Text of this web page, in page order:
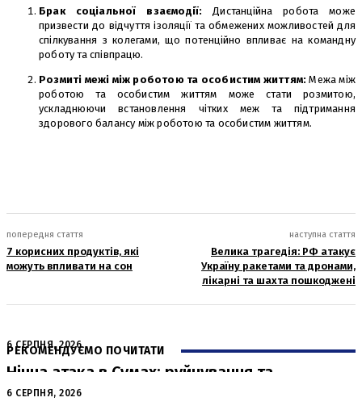
Брак соціальної взаємодії: Дистанційна робота може
призвести до відчуття ізоляції та обмежених можливостей для
спілкування з колегами, що потенційно впливає на командну
роботу та співпрацю.
Розмиті межі між роботою та особистим життям: Межа між
роботою та особистим життям може стати розмитою,
ускладнюючи встановлення чітких меж та підтримання
здорового балансу між роботою та особистим життям.
попередня стаття
7 корисних продуктів, які
можуть впливати на сон
наступна стаття
Велика трагедія: РФ атакує
Україну ракетами та дронами,
лікарні та шахта пошкоджені
РЕКОМЕНДУЄМО ПОЧИТАТИ
6 СЕРПНЯ, 2026
Нічна атака в Сумах: руйнування та
жертви від російських авіабомб
6 СЕРПНЯ, 2026